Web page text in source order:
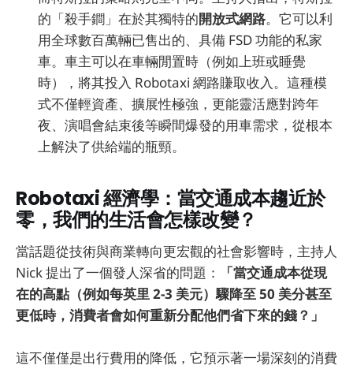
的「殺手鐧」在於其獨特的開放式網路。它可以利
用全球數百萬輛已售出的、具備 FSD 功能的私家
車。車主可以在車輛閒置時（例如上班或睡覺
時），將其投入 Robotaxi 網路賺取收入。這種模
式不僅輕資產、擴展性極強，更能靈活應對跨年
夜、演唱會結束後等瞬間爆發的用車需求，從根本
上解決了供給端的瓶頸。
Robotaxi 經濟學：當交通成本趨近於
零，我們的生活會怎樣改變？
當話題從技術與商業轉向更宏觀的社會影響時，主持人
Nick 提出了一個發人深省的問題：
「當交通成本從現
在的高點（例如每英里 2-3 美元）驟降至 50 美分甚至
更低時，消費者會如何重新分配他們省下來的錢？」
這不僅僅是出行費用的降低，它預示著一場深刻的消費